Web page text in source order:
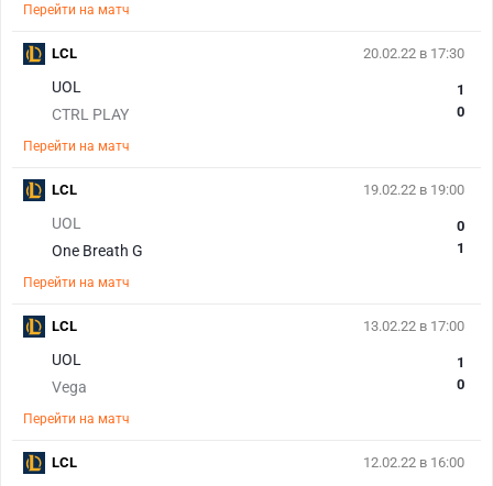
Перейти на матч
20.02.22 в 17:30
UOL
CTRL PLAY
1
0
Перейти на матч
LCL
19.02.22 в 19:00
UOL
One Breath G
0
1
Перейти на матч
LCL
13.02.22 в 17:00
UOL
Vega
1
0
Перейти на матч
LCL
12.02.22 в 16:00
LCL